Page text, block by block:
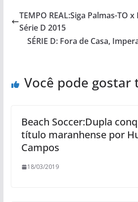
TEMPO REAL:Siga Palmas-TO
Série D 2015
SÉRIE D: Fora de Casa,
Você pode gostar
Beach Soccer:Dupla
título maranhense por
Campos
18/03/2019